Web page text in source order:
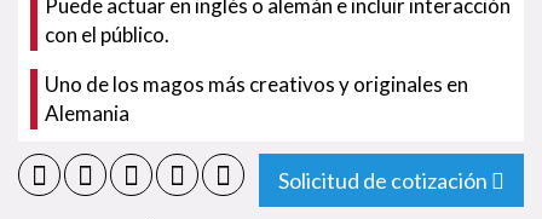
Puede actuar en inglés o alemán e incluir interacción
con el público.
Uno de los magos más creativos y originales en
Alemania
Solicitud de cotización